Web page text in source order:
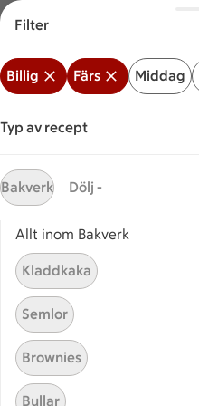
Meny
Vilken är din
Start
Sök ingrediens eller recept
Inga förslag
Billig
ReceptVisar 24 stycken
(24)
Chili con carne
Filter
Billig Färs Middag
Typ av recept
Bakverk Dölj -
Allt inom Bakverk
Kladdkaka
Semlor
Brownies
Bullar